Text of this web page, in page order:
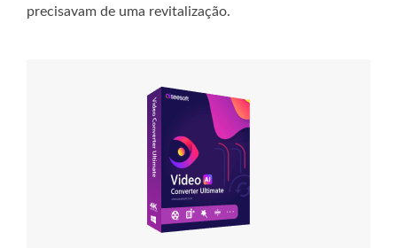
precisavam de uma revitalização.